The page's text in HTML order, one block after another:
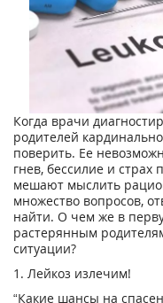
Когда врачи
родителей
поверить. Ее
гнев, бессилие и страх
мешают мыслить
множество вопросов,
найти. О чем же в
растерянным
ситуации?
1. Лейкоз излечим!
“Какие шансы на